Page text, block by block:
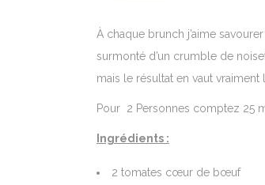
À chaque brunch j’aime
surmonté d’un crumble de
mais le résultat en vaut vraiment
Pour 2 Personnes comptez 25
Ingrédients :
2 tomates cœur de bœuf